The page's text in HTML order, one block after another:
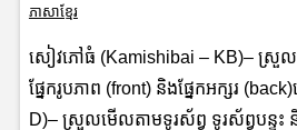
ភាសាខ្មែរ
សៀវភៅធំ (Kamishibai – KB)– ស្រួ
ផ្នែករូបភាព (front) និងផ្នែកអក្សរ
D)– ស្រួលមើលតាមទូរស័ព្វ ទូរស័ព្វបន្ទ